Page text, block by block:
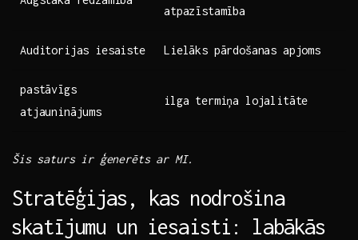
atpazīstamība
Auditorijas iesaiste Lielāks pārdošanas apjoms
pastāvīgs
atjauninājums
ilga termiņa lojalitāte
Šis‍ saturs ir ģenerēts⁤ ar​ MI.
Stratēģijas, kas ⁢nodrošina
⁤skatījumu un⁤ iesaisti: labākās